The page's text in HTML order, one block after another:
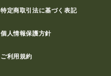
特定商取引法に基づく表記
個人情報保護方針
ご利用規約